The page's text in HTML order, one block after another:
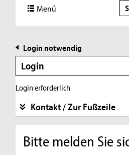
Menü
Login notwendig
Login
Login erforderlich
Kontakt / Zur Fußzeile
Bitte melden Sie